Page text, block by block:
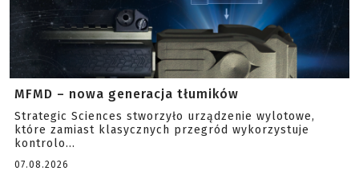
MFMD – nowa generacja tłumików
Strategic Sciences stworzyło urządzenie wylotowe,
które zamiast klasycznych przegród wykorzystuje
kontrolo...
07.08.2026